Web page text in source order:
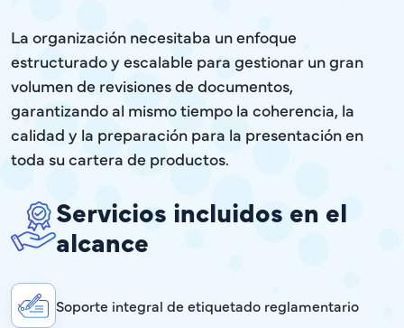
La organización necesitaba un enfoque
estructurado y escalable para gestionar un gran
volumen de revisiones de documentos,
garantizando al mismo tiempo la coherencia, la
calidad y la preparación para la presentación en
toda su cartera de productos.
Servicios incluidos en el
alcance
Soporte integral de etiquetado reglamentario